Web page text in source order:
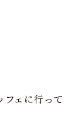
フェに行って